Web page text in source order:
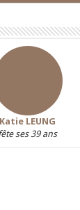
Katie LEUNG
ses 39 ans